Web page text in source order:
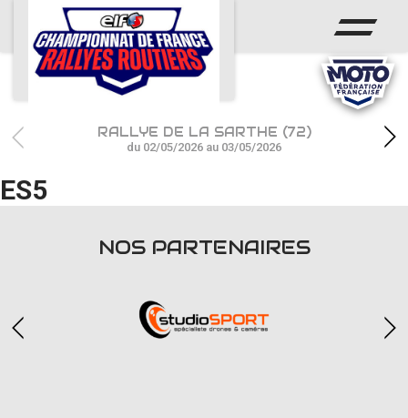
ACCUEIL
ACTUS
CALENDRIER
CHAMPIONNAT
RÉSULTATS
RALLYE DE LA SARTHE (72)
du 02/05/2026 au 03/05/2026
ES5
NOS PARTENAIRES